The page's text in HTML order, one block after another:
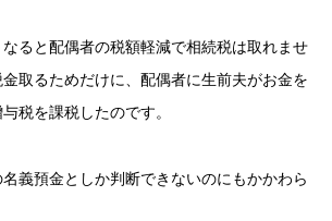
ると配偶者の税額軽減で相続税は取れませ
取るためだけに、配偶者に生前夫がお金を
税を課税したのです。
義預金としか判断できないのにもかかわら